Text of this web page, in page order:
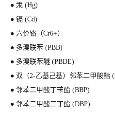
● 汞 (Hg)
● 镉 (Cd)
● 六价铬（Cr6+）
● 多溴联苯 (PBB)
● 多溴联苯醚 (PBDE)
● 双（2-乙基己基）邻苯二甲酸酯
● 邻苯二甲酸丁苄酯 (BBP)
● 邻苯二甲酸二丁酯 (DBP)